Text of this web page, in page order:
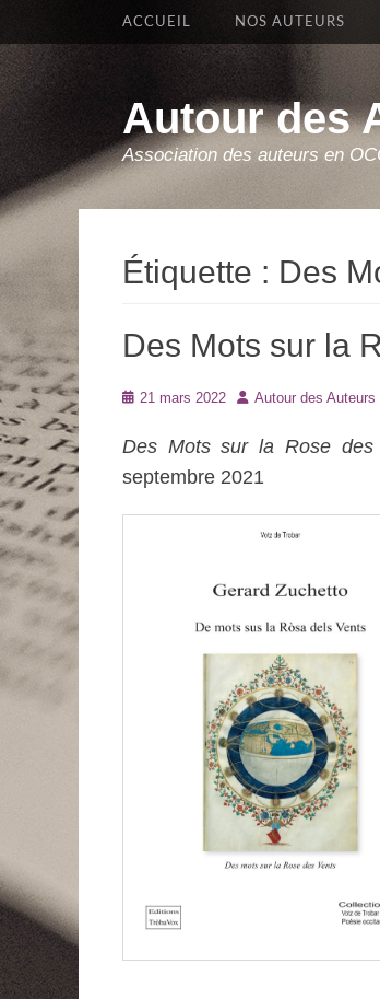
Autour des
Association des auteurs en
Premier Menu
Aller
ACCUEIL NOS AUTEURS
Étiquette : Des
Des Mots sur la
Posté21 mars 2022 Auteur
Autour des Auteurs
Des Mots sur la Rose des
septembre 2021